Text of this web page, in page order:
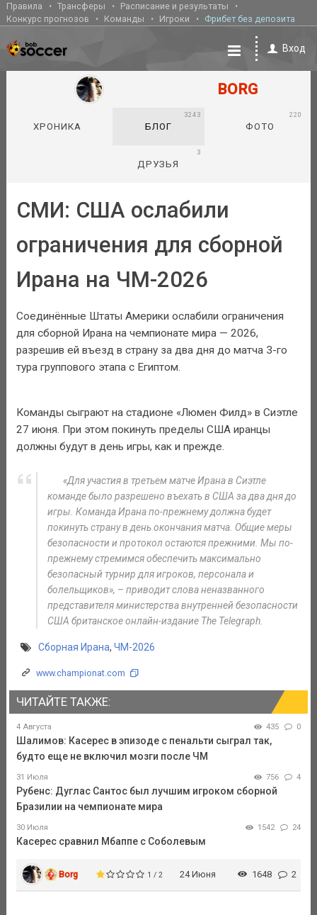
Правила Трансферы
Расписание и результаты
Конкурс прогнозов
Команды Игроки Фрибет без депозита
Вход
BORG
ХРОНИКА БЛОГ
3243
ФОТО
220
ДРУЗЬЯ
3
СМИ: США ослабили
ограничения для сборной
Ирана на ЧМ-2026
Соединённые Штаты Америки ослабили ограничения
для сборной Ирана на чемпионате мира — 2026,
разрешив ей въезд в страну за два дня до матча 3-го
тура группового этапа с Египтом.
Команды сыграют на стадионе «Люмен Филд» в Сиэтле
27 июня. При этом покинуть пределы США иранцы
должны будут в день игры, как и прежде.
«Для участия в третьем матче Ирана в Сиэтле
команде было разрешено въехать в США за два дня до
игры. Команда Ирана по-прежнему должна будет
покинуть страну в день окончания матча. Общие меры
безопасности и протокол остаются прежними. Мы по-
прежнему стремимся обеспечить максимально
безопасный турнир для игроков, персонала и
болельщиков», – приводит слова неназванного
представителя министерства внутренней безопасности
США британское онлайн-издание The Telegraph.
Сборная Ирана, ЧМ-2026
www.championat.com
ЧИТАЙТЕ ТАКЖЕ:
4 Августа 435 0
Шалимов: Касерес в эпизоде с пенальти сыграл так,
будто еще не включил мозги после ЧМ
31 Июля 756 4
Рубенс: Дуглас Сантос был лучшим игроком сборной
Бразилии на чемпионате мира
30 Июля 1542 24
Касерес сравнил Мбаппе с Соболевым
Borg 1 / 2 24 Июня 1648 2